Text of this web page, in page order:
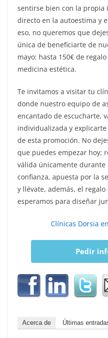
sentirse bien con la propia
directo en la autoestima y
eso, no queremos que
única de beneficiarte de
mayo: hasta 150€ de
medicina estética.
Te invitamos a visitar tu
donde nuestro equipo de
encantado de escucharte,
individualizada y
de esta promoción. No
que puedes empezar hoy;
válida únicamente durante
confianza, apuesta por la
y llévate, además, el
esperamos para diseñar
Clínicas Dorsia
Pedir
Acerca de Últimas